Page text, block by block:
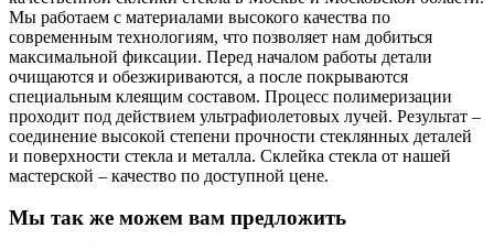
Мы работаем с материалами высокого качества по
современным технологиям, что позволяет нам добиться
максимальной фиксации. Перед началом работы детали
очищаются и обезжириваются, а после покрываются
специальным клеящим составом. Процесс полимеризации
проходит под действием ультрафиолетовых лучей. Результат –
соединение высокой степени прочности стеклянных деталей
и поверхности стекла и металла. Склейка стекла от нашей
мастерской – качество по доступной цене.
Мы так же можем вам предложить